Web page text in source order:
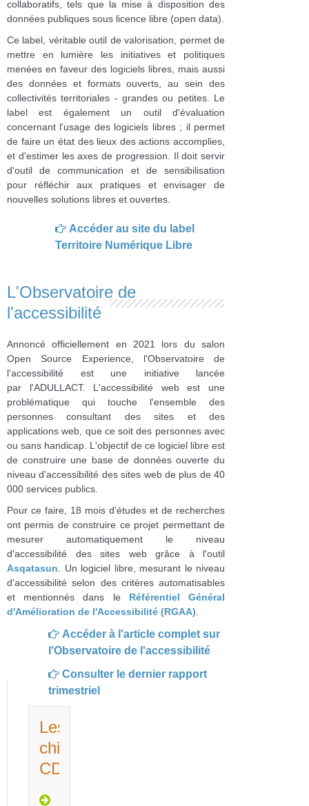
collaboratifs, tels que la mise à disposition des
données publiques sous licence libre (open data).
Ce label, véritable outil de valorisation, permet de
mettre en lumière les initiatives et politiques
menées en faveur des logiciels libres, mais aussi
des données et formats ouverts, au sein des
collectivités territoriales - grandes ou petites. Le
label est également un outil d'évaluation
concernant l'usage des logiciels libres ; il permet
de faire un état des lieux des actions accomplies,
et d'estimer les axes de progression. Il doit servir
d'outil de communication et de sensibilisation
pour réfléchir aux pratiques et envisager de
nouvelles solutions libres et ouvertes.
Accéder au site du label
Territoire Numérique Libre
L'Observatoire de
l'accessibilité
Annoncé officiellement en 2021 lors du salon
Open Source Experience, l'Observatoire de
l'accessibilité est une initiative lancée
par l'ADULLACT. L'accessibilité web est une
problématique qui touche l'ensemble des
personnes consultant des sites et des
applications web, que ce soit des personnes avec
ou sans handicap. L'objectif de ce logiciel libre est
de construire une base de données ouverte du
niveau d'accessibilité des sites web de plus de 40
000 services publics.
Pour ce faire, 18 mois d'études et de recherches
ont permis de construire ce projet permettant de
mesurer automatiquement le niveau
d'accessibilité des sites web grâce à l'outil
Asqatasun . Un logiciel libre, mesurant le niveau
d'accessibilité selon des critères automatisables
et mentionnés dans le Référentiel Général
d'Amélioration de l'Accessibilité (RGAA)
Accéder à l'article complet sur
l'Observatoire de l'accessibilité
Consulter le dernier rapport
trimestriel
Les
chiffres
CDL